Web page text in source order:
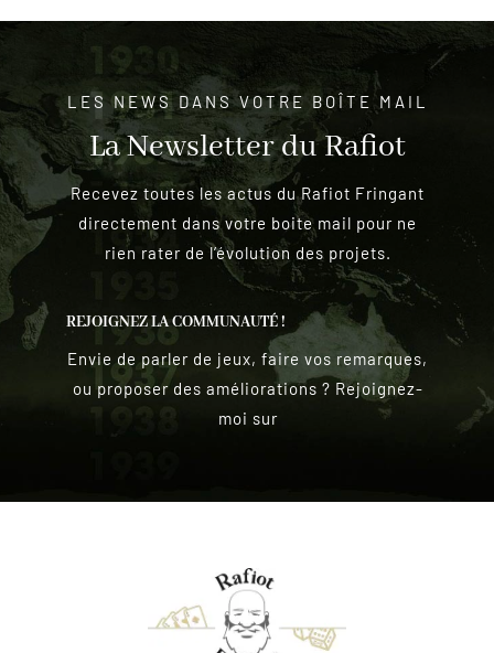
LES NEWS DANS VOTRE BOÎTE MAIL
La Newsletter du Rafiot
Recevez toutes les actus du Rafiot Fringant
directement dans votre boite mail pour ne
rien rater de l’évolution des projets.
REJOIGNEZ LA COMMUNAUTÉ !
Envie de parler de jeux, faire vos remarques,
ou proposer des améliorations ? Rejoignez-
moi sur